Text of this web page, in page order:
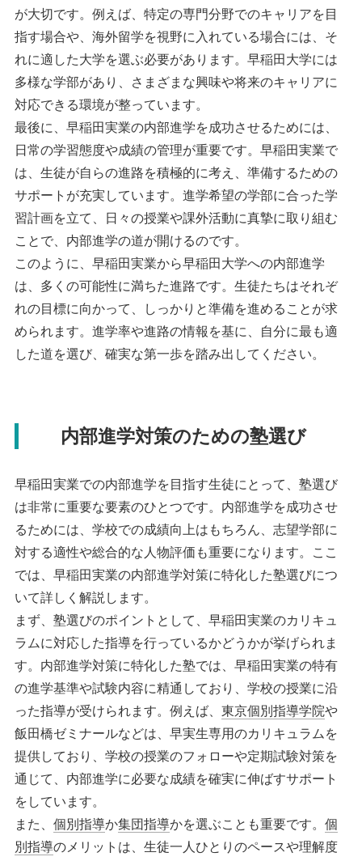
が大切です。例えば、特定の専門分野でのキャリアを目
指す場合や、海外留学を視野に入れている場合には、そ
れに適した大学を選ぶ必要があります。早稲田大学には
多様な学部があり、さまざまな興味や将来のキャリアに
対応できる環境が整っています。
最後に、早稲田実業の内部進学を成功させるためには、
日常の学習態度や成績の管理が重要です。早稲田実業で
は、生徒が自らの進路を積極的に考え、準備するための
サポートが充実しています。進学希望の学部に合った学
習計画を立て、日々の授業や課外活動に真摯に取り組む
ことで、内部進学の道が開けるのです。
このように、早稲田実業から早稲田大学への内部進学
は、多くの可能性に満ちた進路です。生徒たちはそれぞ
れの目標に向かって、しっかりと準備を進めることが求
められます。進学率や進路の情報を基に、自分に最も適
した道を選び、確実な第一歩を踏み出してください。
内部進学対策のための塾選び
早稲田実業での内部進学を目指す生徒にとって、塾選び
は非常に重要な要素のひとつです。内部進学を成功させ
るためには、学校での成績向上はもちろん、志望学部に
対する適性や総合的な人物評価も重要になります。ここ
では、早稲田実業の内部進学対策に特化した塾選びにつ
いて詳しく解説します。
まず、塾選びのポイントとして、早稲田実業のカリキュ
ラムに対応した指導を行っているかどうかが挙げられま
す。内部進学対策に特化した塾では、早稲田実業の特有
の進学基準や試験内容に精通しており、学校の授業に沿
った指導が受けられます。例えば、 東京個別指導学院や
飯田橋ゼミナールなどは、早実生専用のカリキュラムを
提供しており、学校の授業のフォローや定期試験対策を
通じて、内部進学に必要な成績を確実に伸ばすサポート
をしています。
また、 個別指導か集団指導かを選ぶことも重要です。 個
別指導のメリットは、生徒一人ひとりのペースや理解度